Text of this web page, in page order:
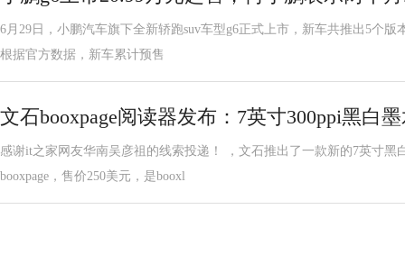
6月29日，小鹏汽车旗下全新轿跑suv车型g6正式上市，新车共推出5个版
根据官方数据，新车累计预售
文石booxpage阅读器发布：7英寸300ppi黑白
感谢it之家网友华南吴彦祖的线索投递！ ，文石推出了一款新的7英寸黑
booxpage，售价250美元，是booxl